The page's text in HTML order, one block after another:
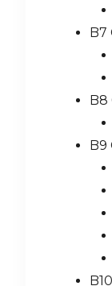
B7
B8
B9